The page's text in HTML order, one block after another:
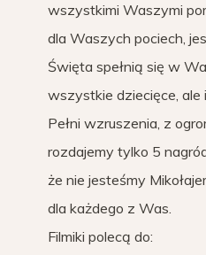
wszystkimi Waszymi
dla Waszych pociech,
Święta spełnią się w
wszystkie dziecięce, ale
Pełni wzruszenia, z
rozdajemy tylko 5
że nie jesteśmy
dla każdego z Was.
Filmiki polecą do: